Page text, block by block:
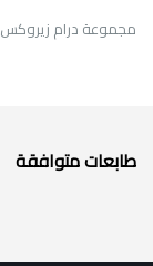
مجموعة درام زيروكس 7120/7125/7220/7225 جديد هاي كوبي
طابعات متوافقة